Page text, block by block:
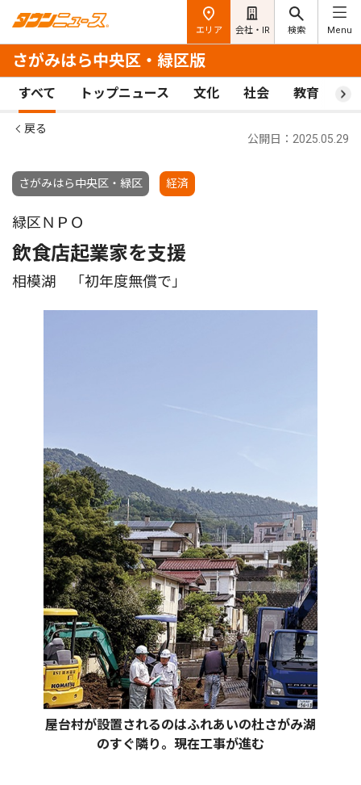
エリア 会社・IR 検索 Menu
さがみはら中央区・緑区版
すべて トップニュース 文化 社会 教育 ス
戻る
さがみはら中央区・緑区 経済
公開日：2025.05.29
緑区ＮＰＯ
飲食店起業家を支援
相模湖 「初年度無償で」
屋台村が設置されるのはふれあいの杜さがみ湖
のすぐ隣り。現在工事が進む